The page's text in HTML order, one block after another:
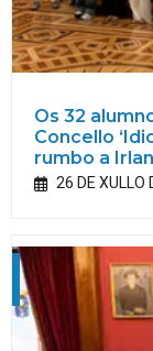
Os 32
Concello
rumbo a
26 DE XULLO